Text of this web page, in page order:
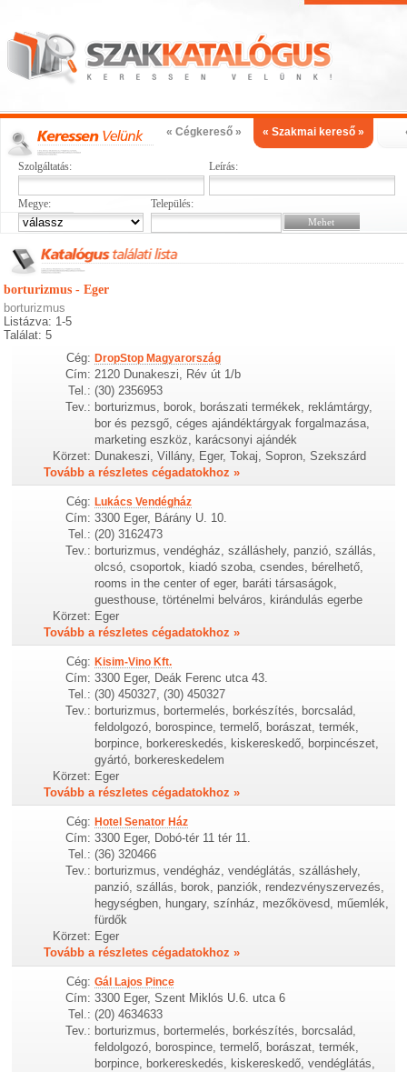
« Cégkereső » « Szakmai kereső »
Szolgáltatás: Leírás:
Megye: Település:
borturizmus - Eger
borturizmus
Listázva: 1-5
Találat: 5
Cég: DropStop Magyarország
Cím: 2120 Dunakeszi, Rév út 1/b
Tel.: (30) 2356953
Tev.: borturizmus, borok, borászati termékek, reklámtárgy,
bor és pezsgő, céges ajándéktárgyak forgalmazása,
marketing eszköz, karácsonyi ajándék
Körzet: Dunakeszi, Villány, Eger, Tokaj, Sopron, Szekszárd
Tovább a részletes cégadatokhoz »
Cég: Lukács Vendégház
Cím: 3300 Eger, Bárány U. 10.
Tel.: (20) 3162473
Tev.: borturizmus, vendégház, szálláshely, panzió, szállás,
olcsó, csoportok, kiadó szoba, csendes, bérelhető,
rooms in the center of eger, baráti társaságok,
guesthouse, történelmi belváros, kirándulás egerbe
Körzet: Eger
Tovább a részletes cégadatokhoz »
Cég: Kisim-Vino Kft.
Cím: 3300 Eger, Deák Ferenc utca 43.
Tel.: (30) 450327, (30) 450327
Tev.: borturizmus, bortermelés, borkészítés, borcsalád,
feldolgozó, borospince, termelő, borászat, termék,
borpince, borkereskedés, kiskereskedő, borpincészet,
gyártó, borkereskedelem
Körzet: Eger
Tovább a részletes cégadatokhoz »
Cég: Hotel Senator Ház
Cím: 3300 Eger, Dobó-tér 11 tér 11.
Tel.: (36) 320466
Tev.: borturizmus, vendégház, vendéglátás, szálláshely,
panzió, szállás, borok, panziók, rendezvényszervezés,
hegységben, hungary, színház, mezőkövesd, műemlék,
fürdők
Körzet: Eger
Tovább a részletes cégadatokhoz »
Cég: Gál Lajos Pince
Cím: 3300 Eger, Szent Miklós U.6. utca 6
Tel.: (20) 4634633
Tev.: borturizmus, bortermelés, borkészítés, borcsalád,
feldolgozó, borospince, termelő, borászat, termék,
borpince, borkereskedés, kiskereskedő, vendéglátás,